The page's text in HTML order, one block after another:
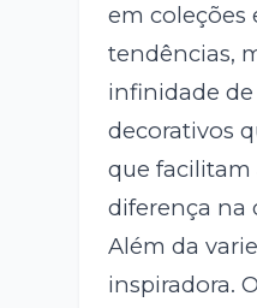
em coleções
tendências,
infinidade de
decorativos
que facilitam
diferença na
Além da
inspiradora.